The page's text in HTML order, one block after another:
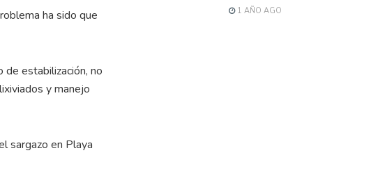
ha sido que
estabilización, no
y manejo
sargazo en Playa
1 AÑO AGO